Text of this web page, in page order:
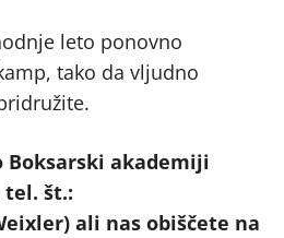
leto ponovno
tako da vljudno
Boksarski akademiji
št.:
ali nas obiščete na